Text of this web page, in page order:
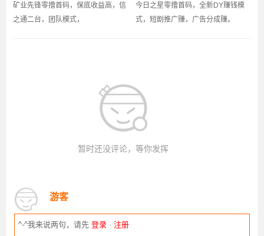
矿业先锋零撸首码，保底收益高，信
之通二台，团队模式，
今日之星零撸首码，全新DY赚钱模
式，短剧推广赚，广告分成赚。
暂时还没评论，等你发挥
游客
^-^我来说两句，请先登录 · 注册